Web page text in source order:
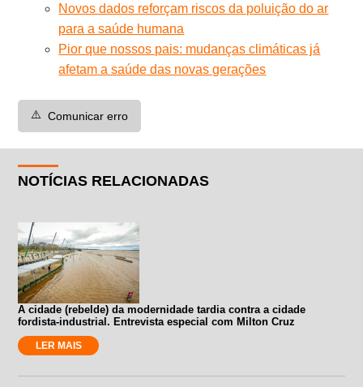
Novos dados reforçam riscos da poluição do ar
para a saúde humana
Pior que nossos pais: mudanças climáticas já
afetam a saúde das novas gerações
⚠️ Comunicar erro
NOTÍCIAS RELACIONADAS
A cidade (rebelde) da modernidade tardia contra a cidade
fordista-industrial. Entrevista especial com Milton Cruz
LER MAIS